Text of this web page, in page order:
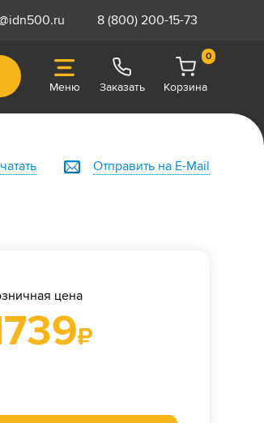
8 (800) 200-15-73
Меню Заказать
0
Корзина
Отправить на E-Mail
цена
₽